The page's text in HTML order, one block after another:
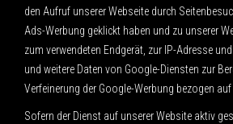
den Aufruf unserer Webseite durch
Ads-Werbung geklickt haben und zu unserer
zum verwendeten Endgerät, zur IP-Adresse
und weitere Daten von Google-Diensten zur
Verfeinerung der Google-Werbung bezogen
Sofern der Dienst auf unserer Website aktiv